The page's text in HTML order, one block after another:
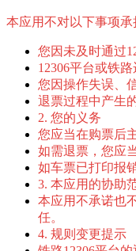
本应用不对以下事项承
您因未及时通过
12306平台或铁
您因操作失误、
退票过程中产生
2. 您的义务
您应当在购票后
如需退票，您应
如车票已打印报
3. 本应用的协助
本应用不承诺也
任。
4. 规则变更提示